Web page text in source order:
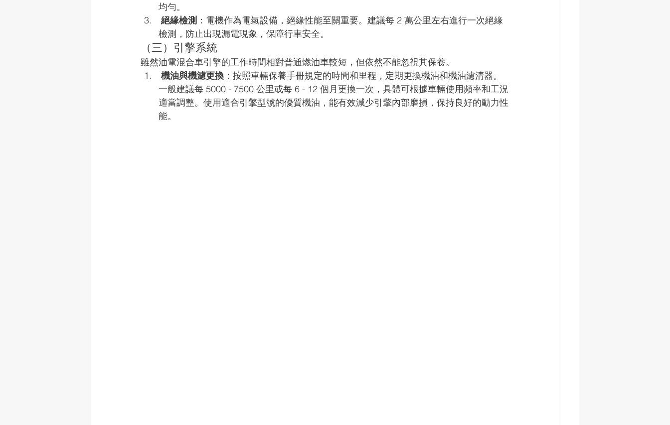
均勻。
絕緣檢測 ：電機作為電氣設備，絕緣性能至關重要。建議每 2 萬公里左右進行一次絕緣
檢測，防止出現漏電現象，保障行車安全。
（三）引擎系統
雖然油電混合車引擎的工作時間相對普通燃油車較短，但依然不能忽視其保養。
機油與機濾更換 ：按照車輛保養手冊規定的時間和里程，定期更換機油和機油濾清器。
一般建議每 5000 - 7500 公里或每 6 - 12 個月更換一次，具體可根據車輛使用頻率和工況
適當調整。使用適合引擎型號的優質機油，能有效減少引擎內部磨損，保持良好的動力性
能。